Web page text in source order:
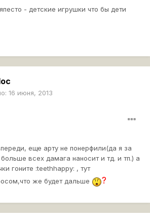
- детские игрушки что бы дети
16 июня, 2013
еще арту не понерфили(да я за
всех дамага наносит и тд. и тп.) а
гоните :teethhappy: , тут
же будет дальше
?